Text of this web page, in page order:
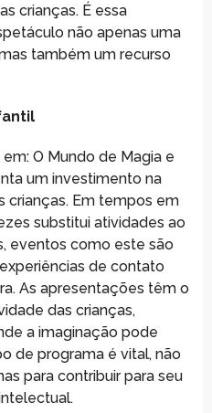
crianças. É essa
não apenas uma
também um recurso
O Mundo de Magia e
um investimento na
crianças. Em tempos em
substitui atividades ao
eventos como este são
de contato
As apresentações têm o
das crianças,
a imaginação pode
de programa é vital, não
para contribuir para seu